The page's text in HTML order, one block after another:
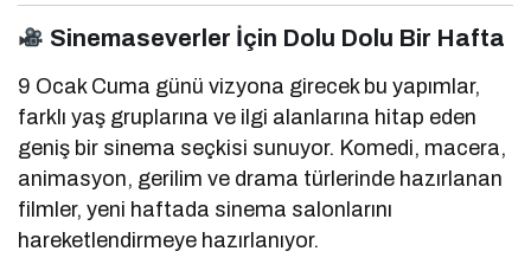
Sinemaseverler İçin Dolu Dolu Bir Hafta
9 Ocak Cuma günü vizyona girecek bu yapımlar,
farklı yaş gruplarına ve ilgi alanlarına hitap eden
geniş bir sinema seçkisi sunuyor. Komedi, macera,
animasyon, gerilim ve drama türlerinde hazırlanan
filmler, yeni haftada sinema salonlarını
hareketlendirmeye hazırlanıyor.